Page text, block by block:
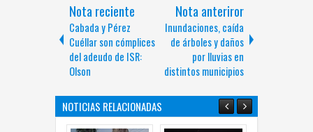
Nota reciente
Cabada y Pérez
Cuéllar son cómplices
del adeudo de ISR:
Olson
Nota anteriror
Inundaciones, caída
de árboles y daños
por lluvias en
distintos municipios
NOTICIAS RELACIONADAS